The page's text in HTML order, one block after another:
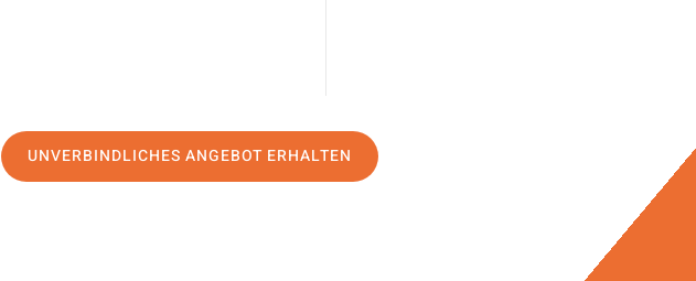
UNVERBINDLICHES ANGEBOT ERHALTEN